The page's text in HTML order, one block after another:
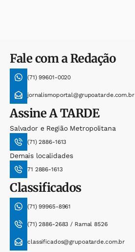
Fale com a Redação
(71) 99601-0020
jornalismoportal@grupoatarde.com.br
AssineA TARDE
Salvador e Região Metropolitana
(71) 2886-1613
Demais localidades
71 2886-1613
Classificados
(71) 99965-8961
(71) 2886-2683 / Ramal 8526
classificados@grupoatarde.com.br